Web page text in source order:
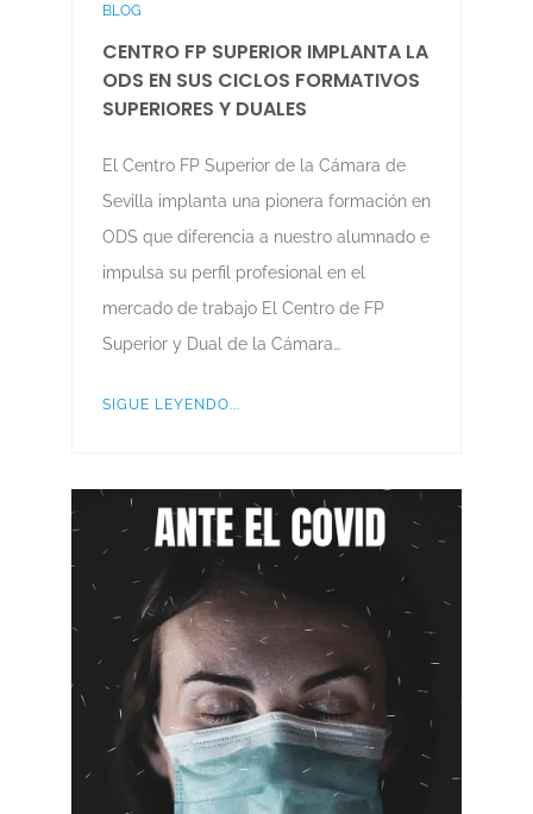
BLOG
CENTRO FP SUPERIOR IMPLANTA LA
ODS EN SUS CICLOS FORMATIVOS
SUPERIORES Y DUALES
El Centro FP Superior de la Cámara de
Sevilla implanta una pionera formación en
ODS que diferencia a nuestro alumnado e
impulsa su perfil profesional en el
mercado de trabajo El Centro de FP
Superior y Dual de la Cámara…
SIGUE LEYENDO...